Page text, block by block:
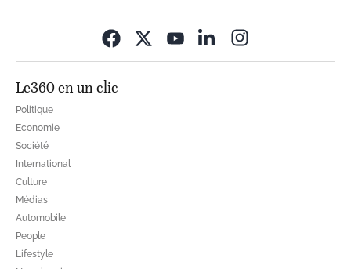
Le360 en un clic
Politique
Economie
Société
International
Culture
Médias
Automobile
People
Lifestyle